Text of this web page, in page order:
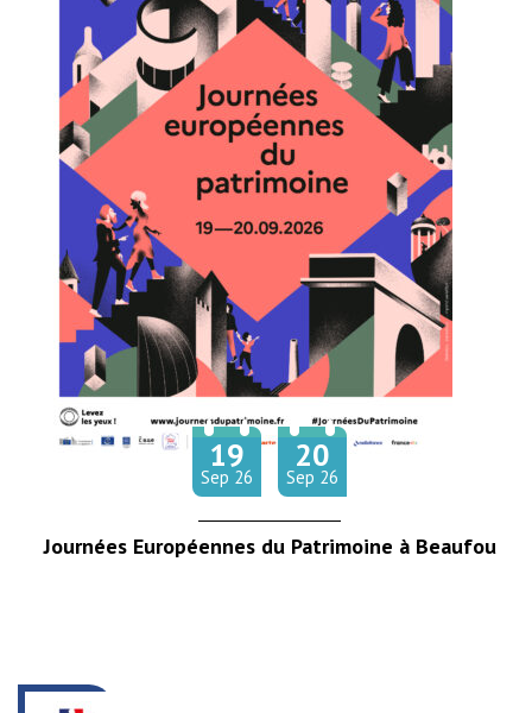
Journées Européennes du Patrimoine à Beaufou
Du 19
Sep tembre
26
au 20
Sep tembre
26